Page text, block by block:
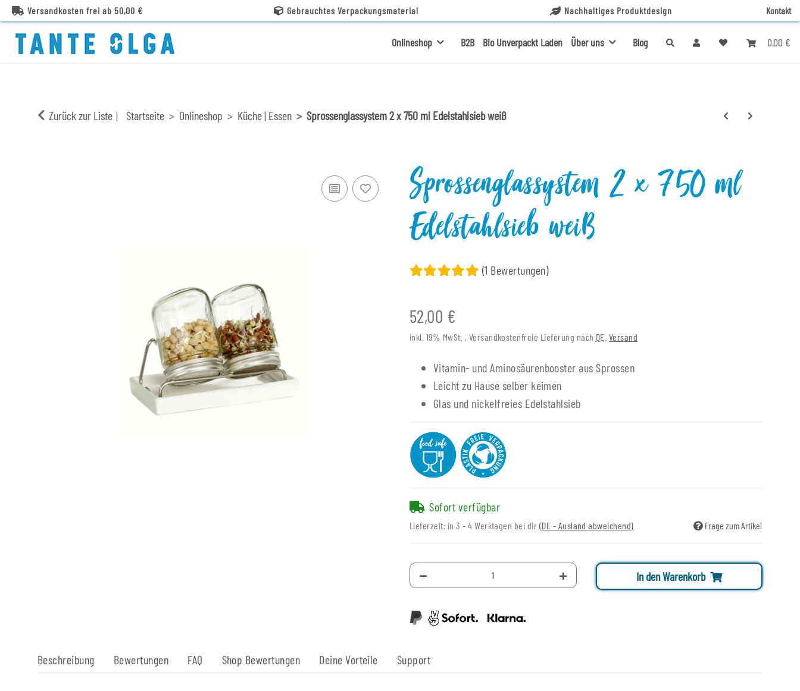
Versandkosten frei ab 50,00 € Gebrauchtes Verpackungsmaterial Nachhaltiges Produktdesign Kontakt
0,00 €
Onlineshop B2B Bio Unverpackt Laden Über uns Blog
Zurück zur Liste Startseite Onlineshop Küche | Essen Sprossenglassystem 2 x 750 ml Edelstahlsieb weiß
Sprossenglassystem 2 x 750 ml
Edelstahlsieb weiß
(1 Bewertungen)
52,00 €
inkl. 19% MwSt. , Versandkostenfreie Lieferung nach DE Versand
Vitamin- und Aminosäurenbooster aus Sprossen
Leicht zu Hause selber keimen
Glas und nickelfreies Edelstahlsieb
Sofort verfügbar
Lieferzeit: in 3 - 4 Werktagen bei dir (DE - Ausland abweichend) Frage zum Artikel
In den Warenkorb
Beschreibung Bewertungen FAQ Shop Bewertungen Deine Vorteile Support